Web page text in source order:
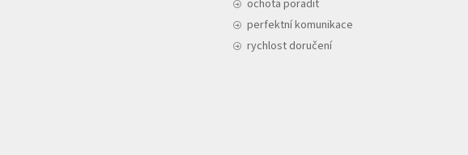
ochota poradit
perfektní komunikace
rychlost doručení